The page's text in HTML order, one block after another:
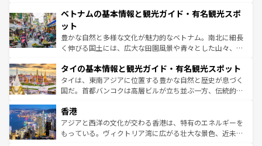
参照してほしい。
容にもいいと評判のスイーツなど、バラエティ豊かな料理
照してほしい。
き、地方に足を延ばせば四季折々の自然美を楽しむことが
できる。そして、キムチや焼肉、絶品のストリートフード
まで、さまざまな韓国料理が待っている。夜には、韓国な
らではのナイトライフも堪能できる。あたたかいホスピタ
わってみてほしい。 なお、新着の韓国情報はコンテンツ一
覧 を参照してほしい。
ベトナムの基本情報と観光ガイド・有名観光スポ
ット
豊かな自然と多様な文化が魅力的なベトナム。南北に細長
く伸びる国土には、広大な田園風景や青々とした山々、世
急速な発展と共に伝統が息づく。ハノイの古い町並みやホ
ーチミン市のフランス統治時代の建物も、独特の雰囲気を
醸し出している。また、バラエティの豊かさとおいしさで
とつ。フォーやバインミー、ベトナムコーヒーなどは、ぜ
ひ現地で味わいたい。どの地域を訪れてもあたたかい人々
が旅行者を迎えてくれるので、きっと忘れられない旅にな
タイの基本情報と観光ガイド・有名観光スポット
タイは、東南アジアに位置する豊かな自然と歴史が息づく
国だ。首都バンコクは高層ビルが立ち並ぶ一方、伝統的な
の活気が交差している。北部ではチェンマイなどの山岳地
帯で自然と触れ合い、南部ではプーケットやクラビの美し
いビーチでリゾート気分を楽しむことができる。タイ料理
香港
アジアと西洋の文化が交わる香港は、特有のエネルギーを
もっている。ヴィクトリア湾に広がる壮大な景色、近未来